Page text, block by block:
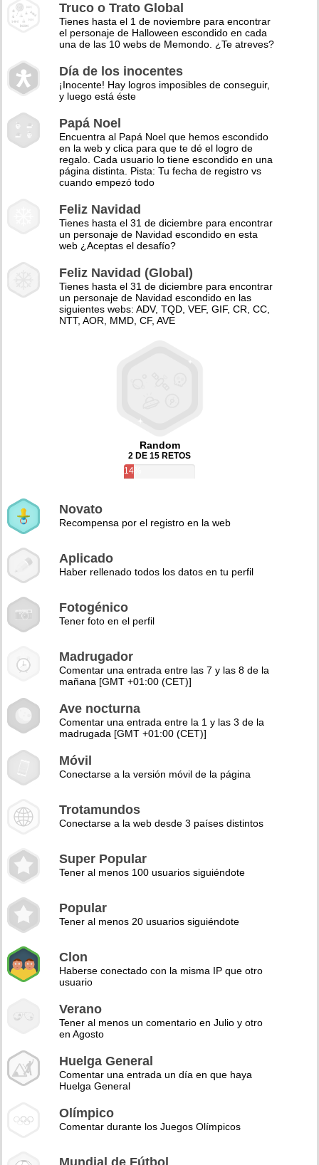
Truco o Trato Global
Tienes hasta el 1 de noviembre para encontrar
el personaje de Halloween escondido en cada
una de las 10 webs de Memondo. ¿Te atreves?
Día de los inocentes
¡Inocente! Hay logros imposibles de conseguir,
y luego está éste
Papá Noel
Encuentra al Papá Noel que hemos escondido
en la web y clica para que te dé el logro de
regalo. Cada usuario lo tiene escondido en una
página distinta. Pista: Tu fecha de registro vs
cuando empezó todo
Feliz Navidad
Tienes hasta el 31 de diciembre para encontrar
un personaje de Navidad escondido en esta
web ¿Aceptas el desafío?
Feliz Navidad (Global)
Tienes hasta el 31 de diciembre para encontrar
un personaje de Navidad escondido en las
siguientes webs: ADV, TQD, VEF, GIF, CR, CC,
NTT, AOR, MMD, CF, AVE
Random
2 DE 15 RETOS
14%
Novato
Recompensa por el registro en la web
Aplicado
Haber rellenado todos los datos en tu perfil
Fotogénico
Tener foto en el perfil
Madrugador
Comentar una entrada entre las 7 y las 8 de la
mañana [GMT +01:00 (CET)]
Ave nocturna
Comentar una entrada entre la 1 y las 3 de la
madrugada [GMT +01:00 (CET)]
Móvil
Conectarse a la versión móvil de la página
Trotamundos
Conectarse a la web desde 3 países distintos
Super Popular
Tener al menos 100 usuarios siguiéndote
Popular
Tener al menos 20 usuarios siguiéndote
Clon
Haberse conectado con la misma IP que otro
usuario
Verano
Tener al menos un comentario en Julio y otro
en Agosto
Huelga General
Comentar una entrada un día en que haya
Huelga General
Olímpico
Comentar durante los Juegos Olímpicos
Mundial de Fútbol